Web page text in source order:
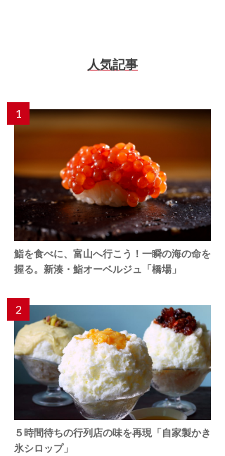
人気記事
1
鮨を食べに、富山へ行こう！一瞬の海の命を
握る。新湊・鮨オーベルジュ「橋場」
2
５時間待ちの行列店の味を再現「自家製かき
氷シロップ」